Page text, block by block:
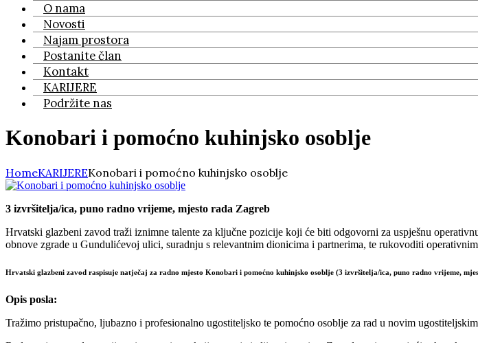
O nama
Novosti
Najam prostora
Postanite član
Kontakt
KARIJERE
Podržite nas
Konobari i pomoćno kuhinjsko osoblje
HomeKARIJEREKonobari i pomoćno kuhinjsko osoblje
3 izvršitelja/ica, puno radno vrijeme, mjesto rada Zagreb
Hrvatski glazbeni zavod traži iznimne talente za ključne pozicije koji će biti odgovorni za uspješnu
obnove zgrade u Gundulićevoj ulici, suradnju s relevantnim dionicima i partnerima, te rukovoditi
Hrvatski glazbeni zavod raspisuje natječaj za radno mjesto Konobari i pomoćno kuhinjsko osoblje (3 izvršitelja/ica, puno radno vrijeme,
Opis posla:
Tražimo pristupačno, ljubazno i profesionalno ugostiteljsko te pomoćno osoblje za rad u novim